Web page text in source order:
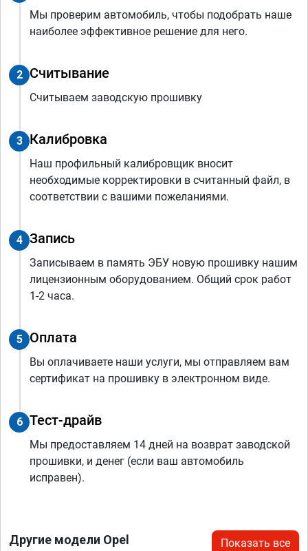
Мы проверим автомобиль, чтобы подобрать наше
наиболее эффективное решение для него.
2 Считывание
Считываем заводскую прошивку
3 Калибровка
Наш профильный калибровщик вносит
необходимые корректировки в считанный файл, в
соответствии с вашими пожеланиями.
4 Запись
Записываем в память ЭБУ новую прошивку нашим
лицензионным оборудованием. Общий срок работ
1-2 часа.
5 Оплата
Вы оплачиваете наши услуги, мы отправляем вам
сертификат на прошивку в электронном виде.
6 Тест-драйв
Мы предоставляем 14 дней на возврат заводской
прошивки, и денег (если ваш автомобиль
исправен).
Другие модели Opel Показать все